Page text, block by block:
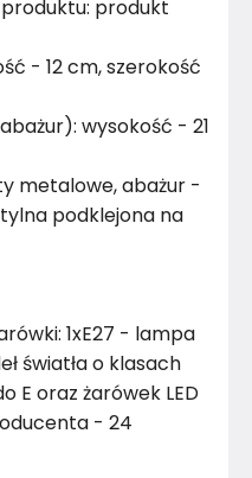
produkt
- 12 cm, szerokość
wysokość - 21
metalowe, abażur -
podklejona na
1xE27 - lampa
światła o klasach
E oraz żarówek LED
- 24